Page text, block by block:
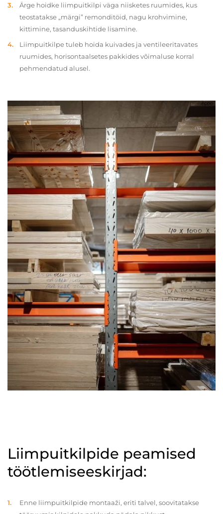
Ärge hoidke liimpuitkilpi väga niisketes ruumides, kus
teostatakse „märgi” remonditöid, nagu krohvimine,
kittimine, tasanduskihtide lisamine.
Liimpuitkilpe tuleb hoida kuivades ja ventileeritavates
ruumides, horisontaalsetes pakkides võimaluse korral
pehmendatud alusel.
Liimpuitkilpide peamised
töötlemiseeskirjad:
Enne liimpuitkilpide montaaži, eriti talvel, soovitatakse